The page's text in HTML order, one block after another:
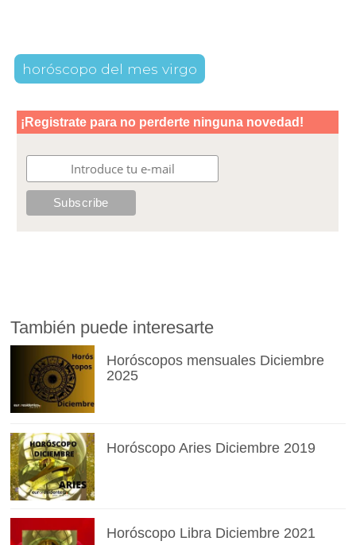
horóscopo del mes virgo
También puede interesarte
Horóscopos mensuales Diciembre
2025
Horóscopo Aries Diciembre 2019
Horóscopo Libra Diciembre 2021